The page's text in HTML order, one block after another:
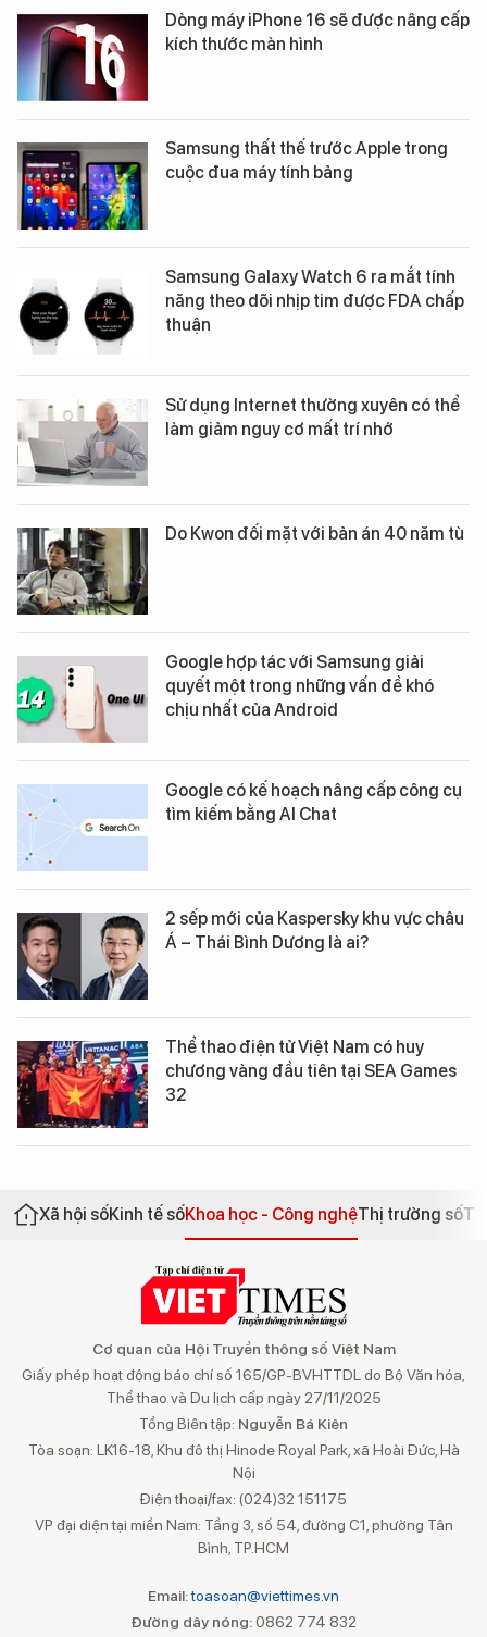
Dòng máy iPhone 16 sẽ được nâng cấp
kích thước màn hình
Samsung thất thế trước Apple trong
cuộc đua máy tính bảng
Samsung Galaxy Watch 6 ra mắt tính
năng theo dõi nhịp tim được FDA chấp
thuận
Sử dụng Internet thường xuyên có thể
làm giảm nguy cơ mất trí nhớ
Do Kwon đối mặt với bản án 40 năm tù
Google hợp tác với Samsung giải
quyết một trong những vấn đề khó
chịu nhất của Android
Google có kế hoạch nâng cấp công cụ
tìm kiếm bằng AI Chat
2 sếp mới của Kaspersky khu vực châu
Á – Thái Bình Dương là ai?
Thể thao điện tử Việt Nam có huy
chương vàng đầu tiên tại SEA Games
32
Xã hội sốKinh tế sốKhoa học - Công nghệThị trường số
Cơ quan của Hội Truyền thông số Việt Nam
Giấy phép hoạt động báo chí số 165/GP-BVHTTDL do Bộ Văn hóa,
Thể thao và Du lịch cấp ngày 27/11/2025
Tổng Biên tập: Nguyễn Bá Kiên
Tòa soạn: LK16-18, Khu đô thị Hinode Royal Park, xã Hoài Đức, Hà
Nội
Điện thoại/fax: (024)32 151175
VP đại diện tại miền Nam: Tầng 3, số 54, đường C1, phường Tân
Bình, TP.HCM
Email:toasoan@viettimes.vn
Đường dây nóng: 0862 774 832